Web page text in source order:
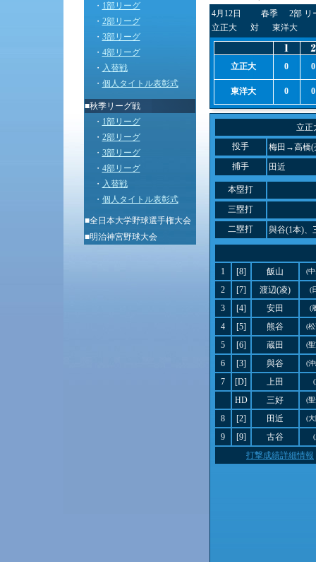
・ 1部リーグ
・ 2部リーグ
・ 3部リーグ
・ 4部リーグ
・ 入替戦
・ 個人タイトル表彰式
■秋季リーグ戦
・ 1部リーグ
・ 2部リーグ
・ 3部リーグ
・ 4部リーグ
・ 入替戦
・ 個人タイトル表彰式
■全日本大学野球選手権大会
■明治神宮野球大会
4月12日 春季
2部 リ
立正大
対 東洋大
立正大 0 0
東洋大 0 0
立正
投手
梅田→高橋
捕手
田近
本塁打
三塁打
二塁打
與谷(1本)、
1 [8] 飯山 (
2 [7] 渡辺(凌) (
3 [4] 安田 (
4 [5] 熊谷 (
5 [6] 蔵田 (
6 [3] 與谷 (
7 [D] 上田
HD 三好 (
8 [2] 田近 (
9 [9] 古谷
打撃成績詳細情報